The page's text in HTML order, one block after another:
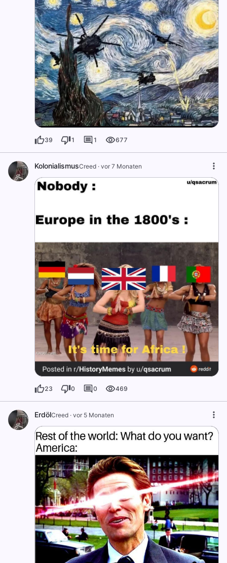
39 1 1 677
KolonialismusCreed · vor 7 Monaten
23 0 0 469
ErdölCreed · vor 5 Monaten